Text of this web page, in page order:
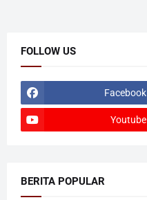
FOLLOW US
Facebook
Youtube
BERITA POPULAR